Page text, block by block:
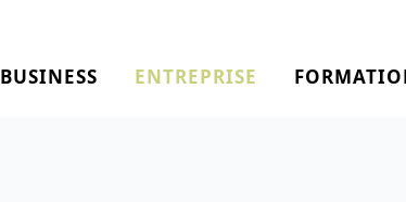
BUSINESS ENTREPRISE